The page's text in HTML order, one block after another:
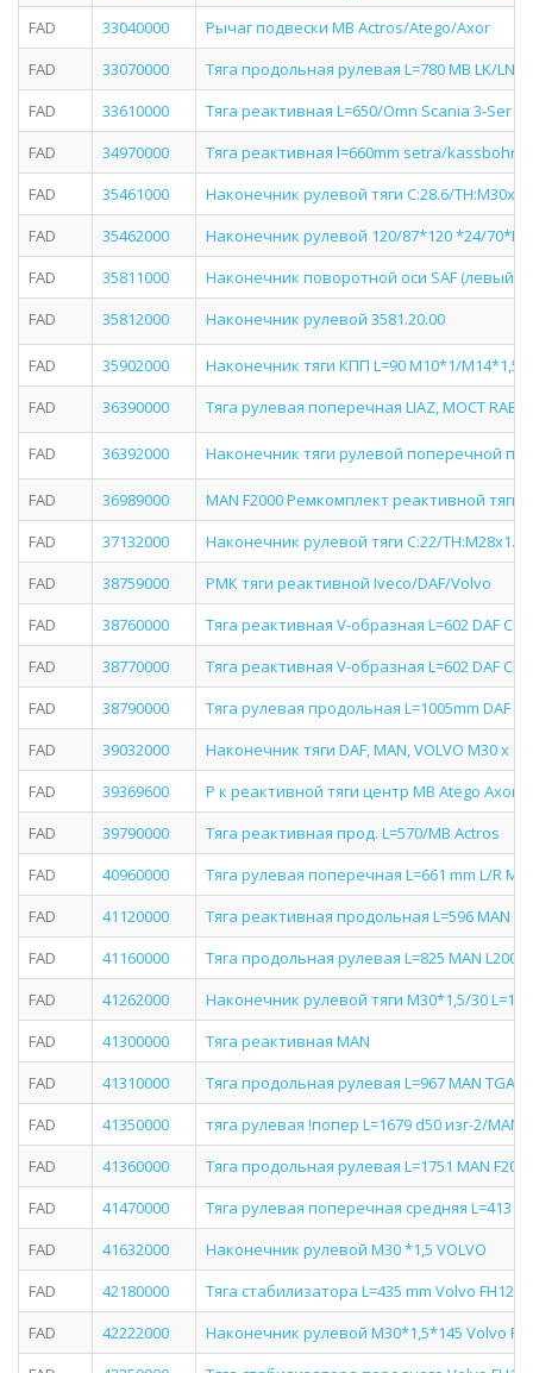
FAD
33040000
Рычаг подвески MB Actros/Atego/Axor
FAD
33070000
Тяга продольная рулевая L=780 MB LK/LN2
FAD
33610000
Тяга реактивная L=650/Omn Scania 3-Ser
FAD
34970000
Тяга реактивная l=660mm setra/
FAD
35461000
Наконечник рулевой тяги C:28.6/
FAD
35462000
Наконечник рулевой 120/87*120 *24/
FAD
35811000
Наконечник поворотной оси SAF (левый)
FAD
35812000 Наконечник рулевой 3581.20.00
FAD 35902000
Наконечник тяги КПП L=90 M10*1/M14*1,5
FAD
36390000 Тяга рулевая поперечная LIAZ, МОСТ RABA
FAD 36392000 Наконечник тяги рулевой поперечной
FAD 36989000
MAN F2000 Ремкомплект реактивной
FAD
37132000
Наконечник рулевой тяги C:22/
FAD
38759000
РМК тяги реактивной Iveco/DAF/Volvo
FAD
38760000
Тяга реактивная V-образная L=602 DAF
FAD
38770000
Тяга реактивная V-образная L=602 DAF
FAD
38790000
Тяга рулевая продольная L=1005mm DAF
FAD
39032000
Наконечник тяги DAF, MAN, VOLVO M30 x 1,5
FAD
39369600
Р к реактивной тяги центр MB Atego Axor
FAD
39790000
Тяга реактивная прод. L=570/MB Actros
FAD
40960000
Тяга рулевая поперечная L=661 mm L/R
FAD
41120000
Тяга реактивная продольная L=596 MAN
FAD
41160000
Тяга продольная рулевая L=825 MAN L2000
FAD
41262000
Наконечник рулевой тяги M30*1,5/30 L=141
FAD
41300000
Тяга реактивная MAN
FAD
41310000
Тяга продольная рулевая L=967 MAN TGA
FAD
41350000
тяга рулевая !попер L=1679 d50 изг-2/MAN
FAD
41360000
Тяга продольная рулевая L=1751 MAN F2000
FAD
41470000
Тяга рулевая поперечная средняя L=413
FAD
41632000
Наконечник рулевой M30 *1,5 VOLVO
FAD
42180000
Тяга стабилизатора L=435 mm Volvo FH12/
FAD
42222000
Наконечник рулевой M30*1,5*145 Volvo